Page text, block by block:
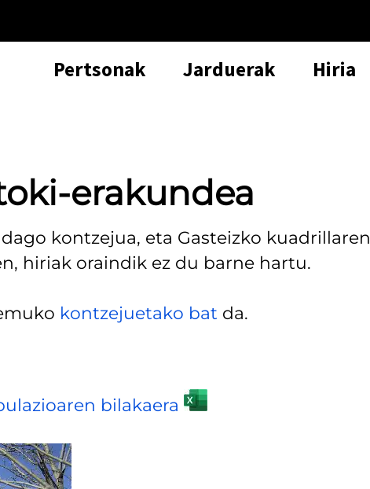
Pertsonak Jarduerak Hiria
erakundea
kontzejua, eta Gasteizko kuadrillaren
hiriak oraindik ez du barne hartu.
kontzejuetako bat da.
bilakaera